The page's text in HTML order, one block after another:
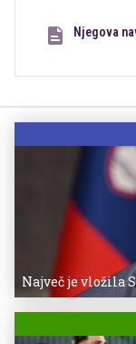
Njegova
Največ je vložila